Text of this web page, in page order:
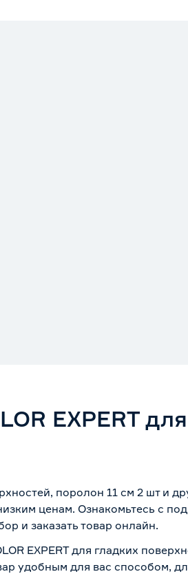
EXPERT
поролон 11 см 2 шт и
ценам. Ознакомьтесь с
и заказать товар онлайн.
EXPERT для гладких
удобным для вас способом,